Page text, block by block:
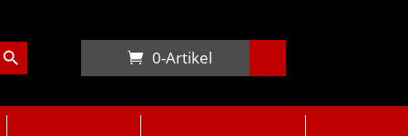
Button
0-Artikel